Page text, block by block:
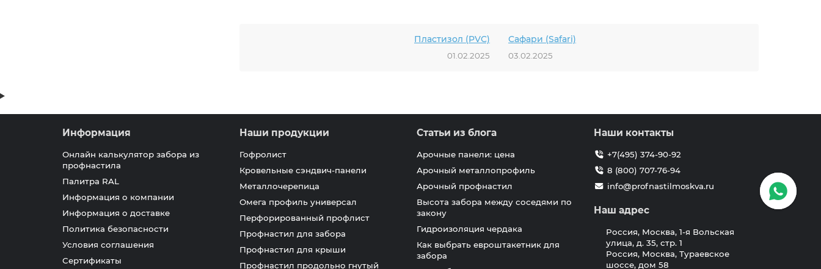
Пластизол (PVC)
01.02.2025
Сафари (Safari)
03.02.2025
Информация
Онлайн калькулятор забора из
профнастила
Палитра RAL
Информация о компании
Информация о доставке
Политика безопасности
Условия соглашения
Сертификаты
Наши продукции
Гофролист
Кровельные сэндвич-панели
Металлочерепица
Омега профиль универсал
Перфорированный профлист
Профнастил для забора
Профнастил для крыши
Профнастил продольно гнутый
Статьи из блога
Арочные панели: цена
Арочный металлопрофиль
Арочный профнастил
Высота забора между соседями по
закону
Гидроизоляция чердака
Как выбрать евроштакетник для
забора
Наши контакты
+7(495) 374-90-92
8 (800) 707-76-94
info@profnastilmoskva.ru
Наш адрес
Россия, Москва, 1-я Вольская
улица, д. 35, стр. 1
Россия, Москва, Тураевское
шоссе, дом 58